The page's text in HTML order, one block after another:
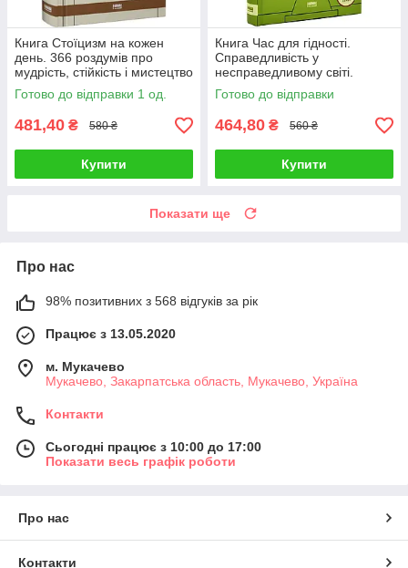
Книга Стоїцизм на кожен
день. 366 роздумів про
мудрість, стійкість і мистецтво
жити. Раян Голідей
Готово до відправки 1 од.
481,40 ₴ 580 ₴
Купити
Книга Час для гідності.
Справедливість у
несправедливому світі.
Голідей Раян
Готово до відправки
464,80 ₴ 560 ₴
Купити
Показати ще
Про нас
98% позитивних з 568 відгуків за рік
Працює з 13.05.2020
м. Мукачево
Мукачево, Закарпатська область, Мукачево, Україна
Контакти
Сьогодні працює з 10:00 до 17:00
Показати весь графік роботи
Про нас
Контакти